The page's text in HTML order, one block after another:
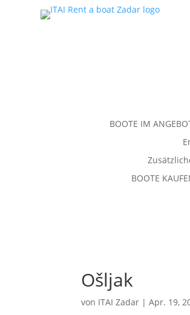
BOOTE IM
BOOTE
Ošljak
von ITAI Zadar |Apr. 19,